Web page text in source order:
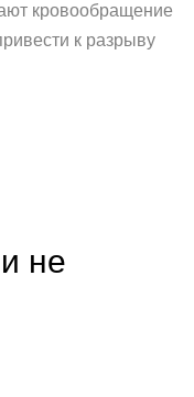
кровообращение
к разрыву
не